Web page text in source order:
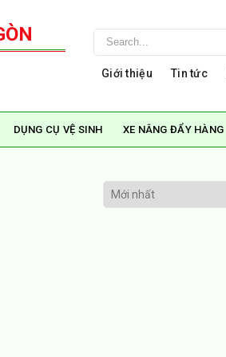
Giới thiệu Tin tức
DỤNG CỤ VỆ SINH XE NÂNG ĐẨY HÀNG